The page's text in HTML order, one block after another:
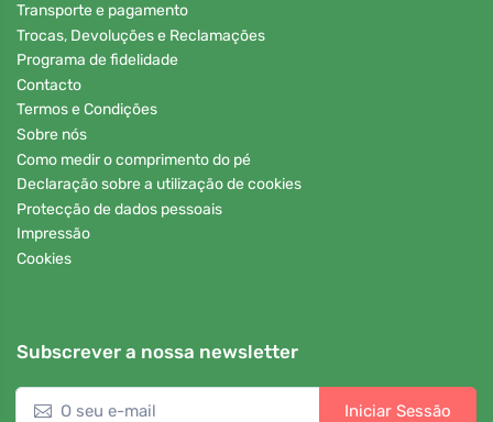
Transporte e pagamento
Trocas, Devoluções e Reclamações
Programa de fidelidade
Contacto
Termos e Condições
Sobre nós
Como medir o comprimento do pé
Declaração sobre a utilização de cookies
Protecção de dados pessoais
Impressão
Cookies
Subscrever a nossa newsletter
Iniciar Sessão